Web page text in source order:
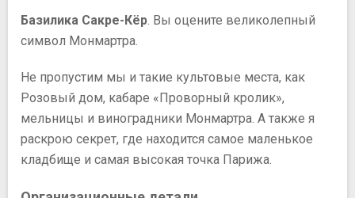
Базилика Сакре-Кёр . Вы оцените великолепный
символ Монмартра.
Не пропустим мы и такие культовые места, как
Розовый дом, кабаре «Проворный кролик»,
мельницы и виноградники Монмартра. А также я
раскрою секрет, где находится самое маленькое
кладбище и самая высокая точка Парижа.